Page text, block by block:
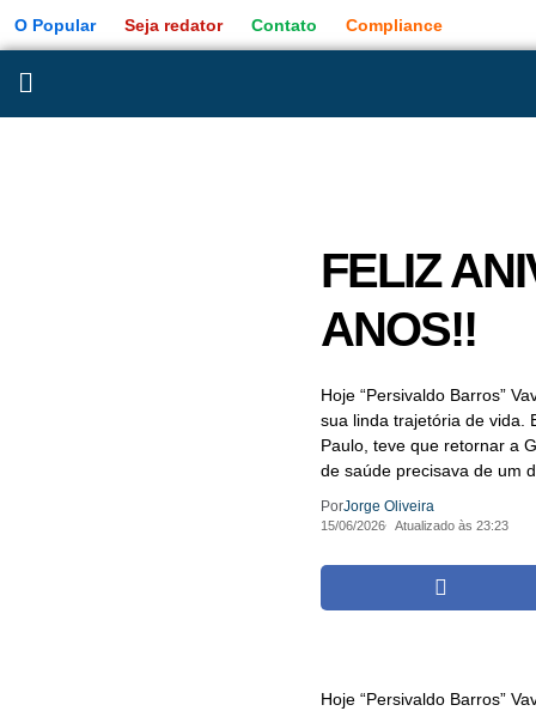
O Popular Seja redator Contato Compliance
FELIZ
ANOS!!
Hoje “Persivaldo Barros”
sua linda trajetória de vida.
Paulo, teve que retornar a
de saúde precisava de um
PorJorge Oliveira
15/06/2026 Atualizado às 23:23
Hoje “Persivaldo Barros”